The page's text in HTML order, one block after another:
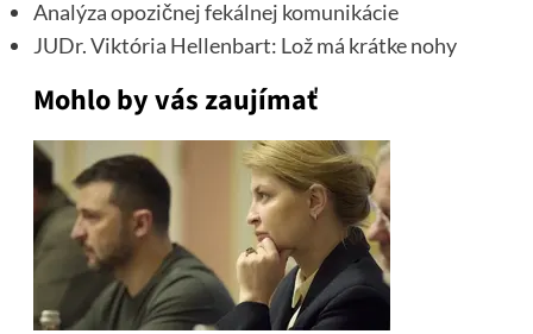
Analýza opozičnej fekálnej komunikácie
JUDr. Viktória Hellenbart: Lož má krátke nohy
Mohlo by vás zaujímať